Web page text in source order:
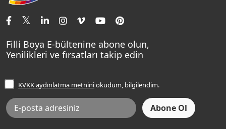
Tavan Boyaları
Ev Bakım ve Hobi Boyaları
Yatak Odası Renkleri
Sentomaxx Sentetik Boya
Sentomaxx İpeksi Mat
Momento Life
Şampanya Rengi
Açık Mavi Rengi
Frezya Rengi
İletişim Bilgilerimiz
Renk Danışma
Filli Ustam
Sıkça Sorulan Sorular
Ücretsiz Yalıtım Keşif Hizmeti
Bilgi Toplumu Hizmetleri
İnternet Sitesi Kullanım Koşulları
KVKK Talep Formu
Filli Boya E-bültenine abone olun,
Yenilikleri ve fırsatları takip edin
KVKK aydınlatma metniniokudum, bilgilendim.